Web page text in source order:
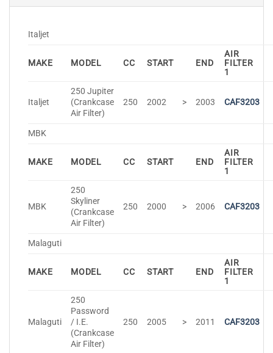
Italjet
MAKE MODEL CC START END
AIR
FILTER
1
Italjet
250 Jupiter
(Crankcase
Air Filter)
250 2002 > 2003 CAF3203
MBK
MAKE MODEL CC START END
AIR
FILTER
1
MBK
250
Skyliner
(Crankcase
Air Filter)
250 2000 > 2006 CAF3203
Malaguti
MAKE MODEL CC START END
AIR
FILTER
1
Malaguti
250
Password
/ I.E.
(Crankcase
Air Filter)
250 2005 > 2011 CAF3203